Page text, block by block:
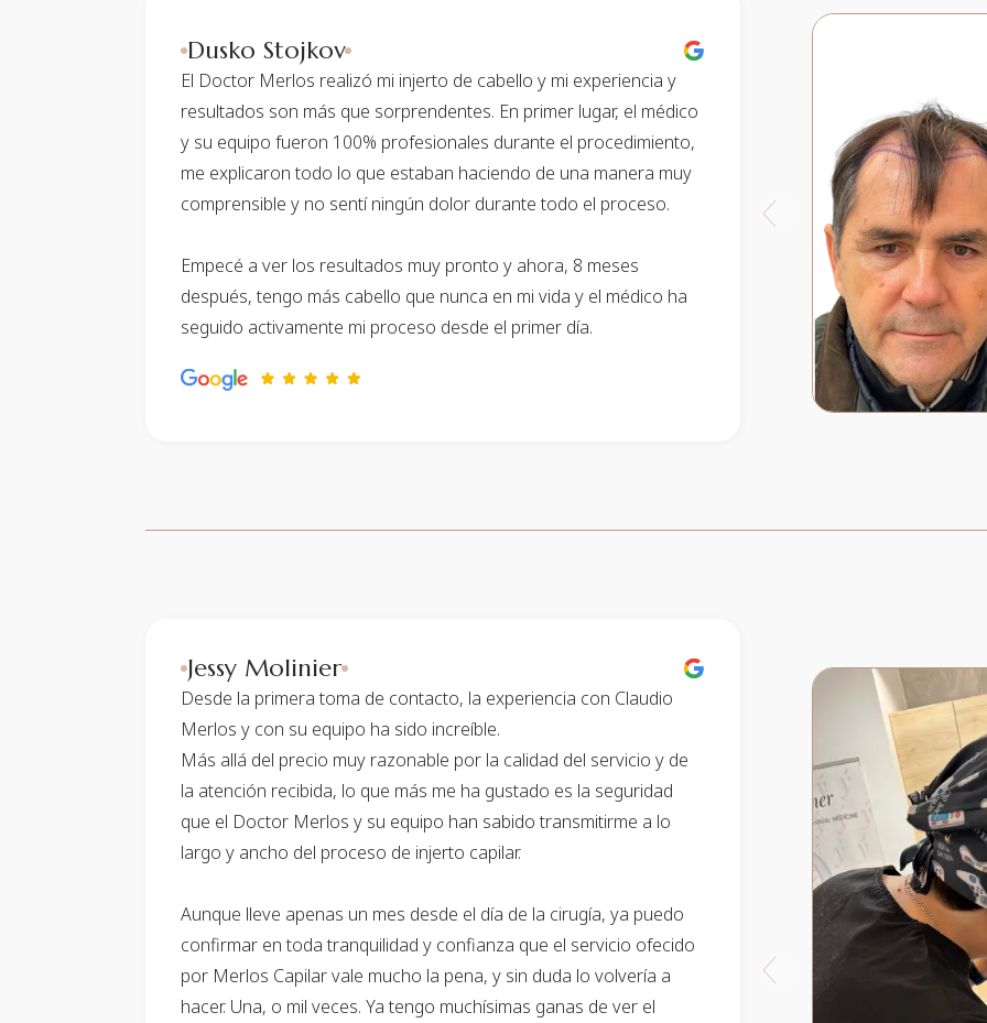
Dusko Stojkov
El Doctor Merlos realizó mi injerto de cabello y mi experiencia y
resultados son más que sorprendentes. En primer lugar, el médico
y su equipo fueron 100% profesionales durante el procedimiento,
me explicaron todo lo que estaban haciendo de una manera muy
comprensible y no sentí ningún dolor durante todo el proceso.
Empecé a ver los resultados muy pronto y ahora, 8 meses
después, tengo más cabello que nunca en mi vida y el médico ha
seguido activamente mi proceso desde el primer día.
Jessy Molinier
Desde la primera toma de contacto, la experiencia con Claudio
Merlos y con su equipo ha sido increíble.
Más allá del precio muy razonable por la calidad del servicio y de
la atención recibida, lo que más me ha gustado es la seguridad
que el Doctor Merlos y su equipo han sabido transmitirme a lo
largo y ancho del proceso de injerto capilar.
Aunque lleve apenas un mes desde el día de la cirugía, ya puedo
confirmar en toda tranquilidad y confianza que el servicio ofecido
por Merlos Capilar vale mucho la pena, y sin duda lo volvería a
hacer. Una, o mil veces. Ya tengo muchísimas ganas de ver el